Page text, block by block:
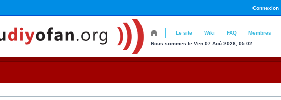
Connexion
Le site Wiki FAQ
Membres
Nous sommes le Ven 07 Aoû 2026, 05:02